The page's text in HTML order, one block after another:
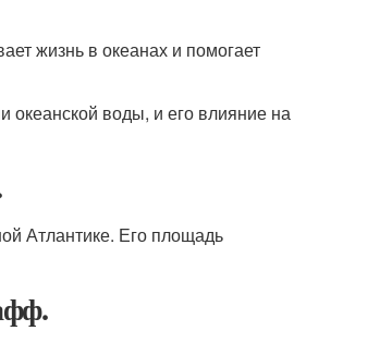
жизнь в океанах и помогает
океанской воды, и его влияние на
Атлантике. Его площадь